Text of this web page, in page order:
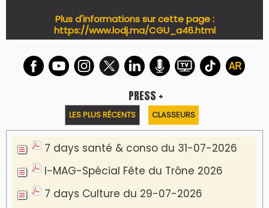
Plus d'informations sur cette page :
https://www.lodj.ma/CGU_a46.html
PRESS +
LES PLUS RÉCENTS CLASSEURS
7 days santé & conso du 31-07-2026
I-MAG-Spécial Fête du Trône 2026
7 days Culture du 29-07-2026